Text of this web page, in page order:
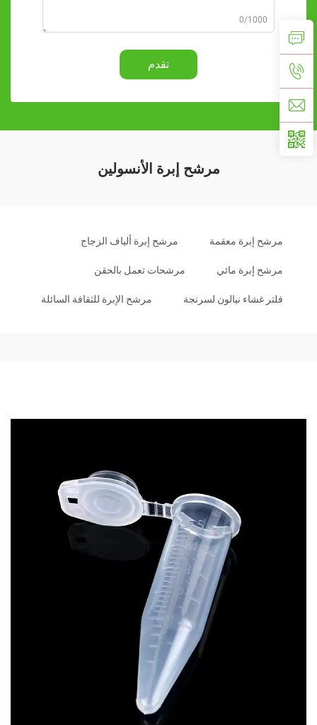
0/1000
تقدم
مرشح إبرة الأنسولين
مرشح إبرة معقمة مرشح إبرة ألياف الزجاج
مرشح إبرة مائي مرشحات تعمل بالحقن
فلتر غشاء نيالون لسرنجة مرشح الإبرة للثقافة السائلة